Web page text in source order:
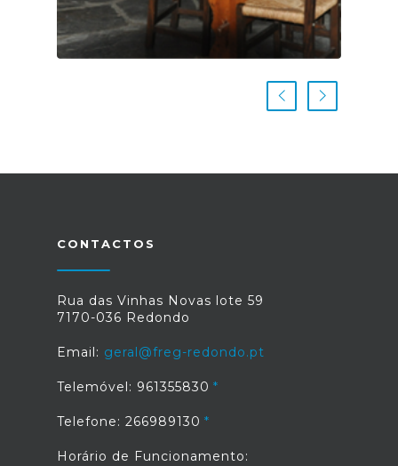
CONTACTOS
Rua das Vinhas Novas lote 59
7170-036 Redondo
Email: geral@freg-redondo.pt
Telemóvel: 961355830
Telefone: 266989130
Horário de Funcionamento: